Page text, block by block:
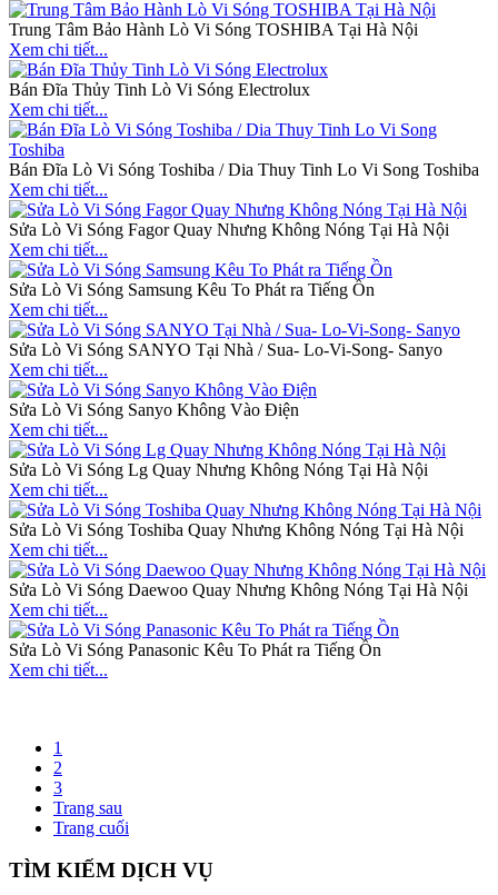
Trung Tâm Bảo Hành Lò Vi Sóng TOSHIBA Tại Hà Nội
Xem chi tiết...
Bán Đĩa Thủy Tinh Lò Vi Sóng Electrolux
Xem chi tiết...
Bán Đĩa Lò Vi Sóng Toshiba / Dia Thuy Tinh Lo Vi Song Toshiba
Xem chi tiết...
Sửa Lò Vi Sóng Fagor Quay Nhưng Không Nóng Tại Hà Nội
Xem chi tiết...
Sửa Lò Vi Sóng Samsung Kêu To Phát ra Tiếng Ồn
Xem chi tiết...
Sửa Lò Vi Sóng SANYO Tại Nhà / Sua- Lo-Vi-Song- Sanyo
Xem chi tiết...
Sửa Lò Vi Sóng Sanyo Không Vào Điện
Xem chi tiết...
Sửa Lò Vi Sóng Lg Quay Nhưng Không Nóng Tại Hà Nội
Xem chi tiết...
Sửa Lò Vi Sóng Toshiba Quay Nhưng Không Nóng Tại Hà Nội
Xem chi tiết...
Sửa Lò Vi Sóng Daewoo Quay Nhưng Không Nóng Tại Hà Nội
Xem chi tiết...
Sửa Lò Vi Sóng Panasonic Kêu To Phát ra Tiếng Ồn
Xem chi tiết...
1
2
3
Trang sau
Trang cuối
TÌM KIẾM DỊCH VỤ